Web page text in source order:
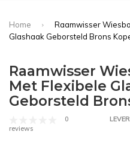
Home
Raamwisser
Glashaak Geborsteld Brons
Raamwisser
Met Flexibele
Geborsteld
0
reviews